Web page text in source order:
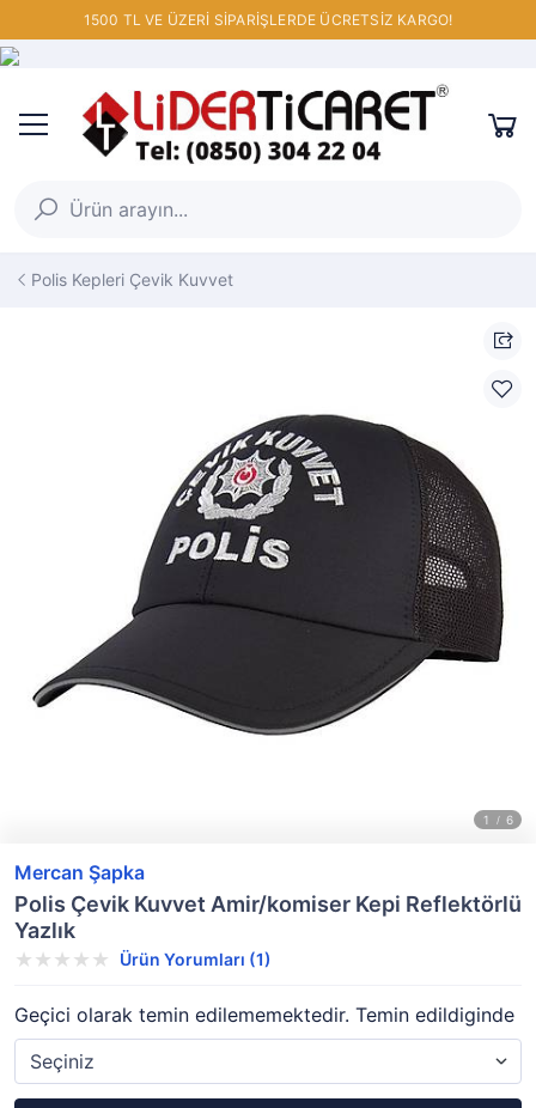
1500 TL VE ÜZERİ SİPARİŞLERDE ÜCRETSİZ KARGO!
Polis Kepleri Çevik Kuvvet
Mercan Şapka
Polis Çevik Kuvvet Amir/komiser Kepi Reflektörlü
Yazlık
Ürün Yorumları (1)
Geçici olarak temin edilememektedir. Temin edildiginde